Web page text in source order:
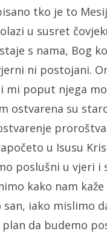
tko je to
u susret
s nama, Bog
ni postojani.
mi poput njega
ostvarena su
u Isusu
poslušni u vjeri
kako nam
san, iako mislimo
da budemo